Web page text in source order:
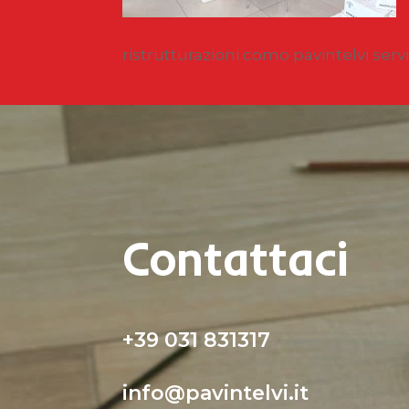
ristrutturazioni como pavintelvi
Contattaci
+39 031 831317
info@pavintelvi.it